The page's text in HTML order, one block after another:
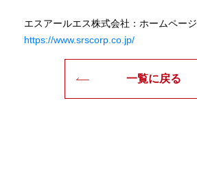
エスアールエス株式会社：ホームページ
https://www.srscorp.co.jp/
一覧に戻る